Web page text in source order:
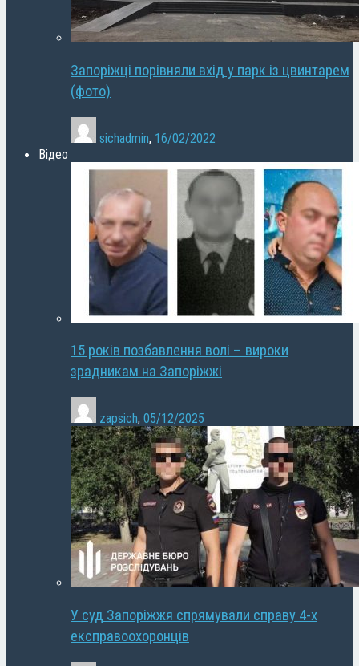
Запоріжці порівняли вхід у парк із цвинтарем
(фото)
sichadmin, 16/02/2022
Відео
15 років позбавлення волі – вироки
зрадникам на Запоріжжі
zapsich, 05/12/2025
У суд Запоріжжя спрямували справу 4-х
експравоохоронців